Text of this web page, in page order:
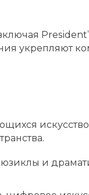
укрепляют
и